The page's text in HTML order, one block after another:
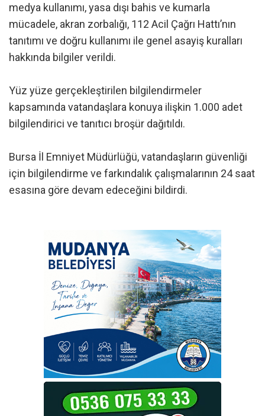
medya kullanımı, yasa dışı bahis ve kumarla
mücadele, akran zorbalığı, 112 Acil Çağrı Hattı’nın
tanıtımı ve doğru kullanımı ile genel asayiş kuralları
hakkında bilgiler verildi.
Yüz yüze gerçekleştirilen bilgilendirmeler
kapsamında vatandaşlara konuya ilişkin 1.000 adet
bilgilendirici ve tanıtıcı broşür dağıtıldı.
Bursa İl Emniyet Müdürlüğü, vatandaşların güvenliği
için bilgilendirme ve farkındalık çalışmalarının 24 saat
esasına göre devam edeceğini bildirdi.